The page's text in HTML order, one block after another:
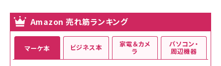
Amazon 売れ筋ランキング
マーケ本 ビジネス本 家電＆カメ
ラ
パソコン・
周辺機器